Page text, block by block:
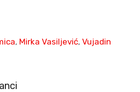
, Mirka Vasiljević,Vujadin